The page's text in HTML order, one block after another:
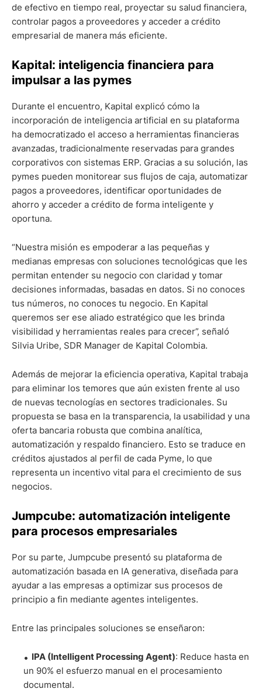
de efectivo en tiempo real, proyectar su salud financiera,
controlar pagos a proveedores y acceder a crédito
empresarial de manera más eficiente.
Kapital: inteligencia financiera para
impulsar a las pymes
Durante el encuentro, Kapital explicó cómo la
incorporación de inteligencia artificial en su plataforma
ha democratizado el acceso a herramientas financieras
avanzadas, tradicionalmente reservadas para grandes
corporativos con sistemas ERP. Gracias a su solución, las
pymes pueden monitorear sus flujos de caja, automatizar
pagos a proveedores, identificar oportunidades de
ahorro y acceder a crédito de forma inteligente y
oportuna.
“Nuestra misión es empoderar a las pequeñas y
medianas empresas con soluciones tecnológicas que les
permitan entender su negocio con claridad y tomar
decisiones informadas, basadas en datos. Si no conoces
tus números, no conoces tu negocio. En Kapital
queremos ser ese aliado estratégico que les brinda
visibilidad y herramientas reales para crecer”, señaló
Silvia Uribe, SDR Manager de Kapital Colombia.
Además de mejorar la eficiencia operativa, Kapital trabaja
para eliminar los temores que aún existen frente al uso
de nuevas tecnologías en sectores tradicionales. Su
propuesta se basa en la transparencia, la usabilidad y una
oferta bancaria robusta que combina analítica,
automatización y respaldo financiero. Esto se traduce en
créditos ajustados al perfil de cada Pyme, lo que
representa un incentivo vital para el crecimiento de sus
negocios.
Jumpcube: automatización inteligente
para procesos empresariales
Por su parte, Jumpcube presentó su plataforma de
automatización basada en IA generativa, diseñada para
ayudar a las empresas a optimizar sus procesos de
principio a fin mediante agentes inteligentes.
Entre las principales soluciones se enseñaron:
IPA (Intelligent Processing Agent): Reduce hasta en
un 90% el esfuerzo manual en el procesamiento
documental.